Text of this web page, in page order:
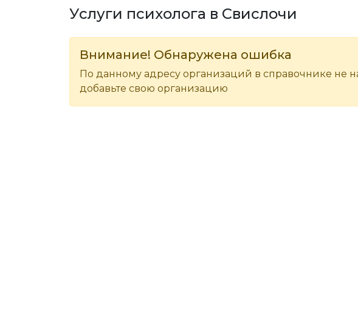
Услуги психолога в Свислочи
Внимание! Обнаружена ошибка
По данному адресу организаций в справочнике не
добавьте свою организацию